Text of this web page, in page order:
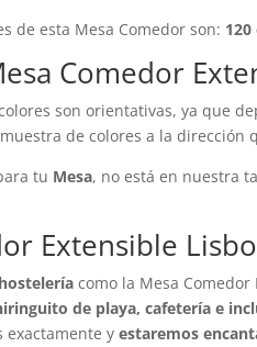
de esta Mesa Comedor son: 120
Comedor
son orientativas, ya que
de colores a la
tu Mesa, no está en nuestra
Extensible
como la Mesa Comedor
de playa, cafetería e
exactamente yestaremos